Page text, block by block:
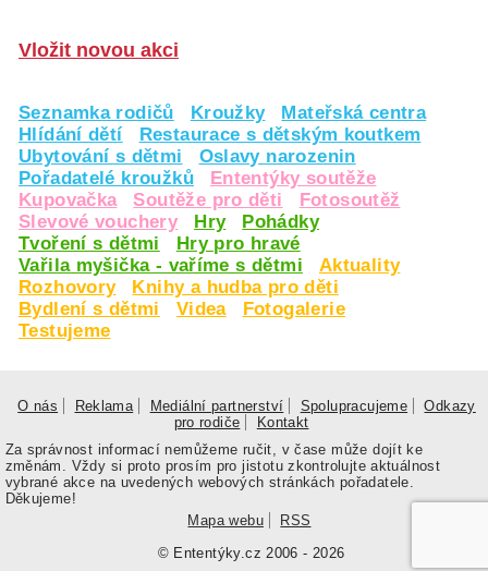
Vložit novou akci
Seznamka rodičů Kroužky
Mateřská centra
Hlídání dětí
Restaurace s dětským koutkem
Ubytování s dětmi
Oslavy narozenin
Pořadatelé kroužků
Ententýky soutěže
Kupovačka
Soutěže pro děti
Fotosoutěž
Slevové vouchery
Hry
Pohádky
Tvoření s dětmi
Hry pro hravé
Vařila myšička - vaříme s dětmi
Aktuality
Rozhovory
Knihy a hudba pro děti
Bydlení s dětmi
Videa
Fotogalerie
Testujeme
O nás Reklama Mediální partnerství Spolupracujeme
Odkazy
pro rodiče
Kontakt
© Ententýky.cz 2006 - 2026
Za správnost informací nemůžeme ručit, v čase může dojít ke
změnám. Vždy si proto prosím pro jistotu zkontrolujte aktuálnost
vybrané akce na uvedených webových stránkách pořadatele.
Děkujeme!
Mapa webu
RSS